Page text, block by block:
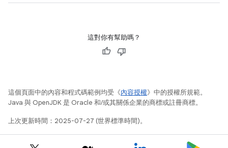
這對你有幫助嗎？
這個頁面中的內容和程式碼範例均受《內容授權》中的授權所規範。
Java 與 OpenJDK 是 Oracle 和/或其關係企業的商標或註冊商標。
上次更新時間：2025-07-27 (世界標準時間)。